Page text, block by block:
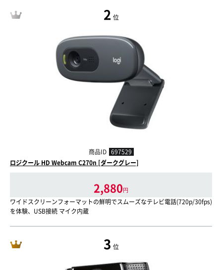
2 位
商品ID 697529
ロジクール HD Webcam C270n [ダークグレー]
2,880円
ワイドスクリーンフォーマットの鮮明でスムーズなテレビ電話(720p/30fps)
を体験、USB接続 マイク内蔵
3 位